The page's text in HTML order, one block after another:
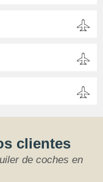
clientes
de coches en